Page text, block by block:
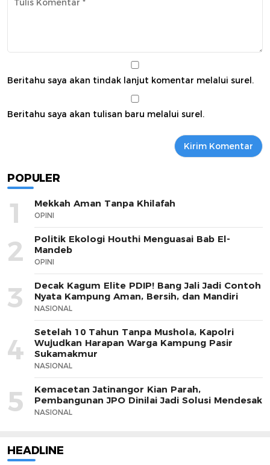
Beritahu saya akan tindak lanjut komentar melalui surel.
Beritahu saya akan tulisan baru melalui surel.
POPULER
1 Mekkah Aman Tanpa Khilafah
OPINI
2
Politik Ekologi Houthi Menguasai Bab El-
Mandeb
OPINI
3
Decak Kagum Elite PDIP! Bang Jali Jadi Contoh
Nyata Kampung Aman, Bersih, dan Mandiri
NASIONAL
4
Setelah 10 Tahun Tanpa Mushola, Kapolri
Wujudkan Harapan Warga Kampung Pasir
Sukamakmur
NASIONAL
5
Kemacetan Jatinangor Kian Parah,
Pembangunan JPO Dinilai Jadi Solusi Mendesak
NASIONAL
HEADLINE